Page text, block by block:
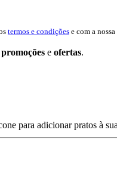
termos e condições e com a nossa
promoções e ofertas.
para adicionar pratos à